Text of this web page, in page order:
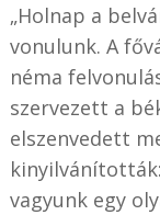
„Holnap a
vonulunk. A
néma
szervezett a
elszenvedett
vagyunk egy